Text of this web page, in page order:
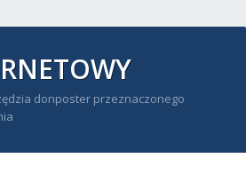
donposter przeznaczonego